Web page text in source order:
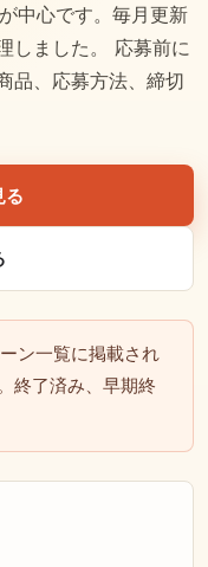
中心です。毎月更新
しました。 応募前に
品、応募方法、締切
る
ン一覧に掲載され
終了済み、早期終